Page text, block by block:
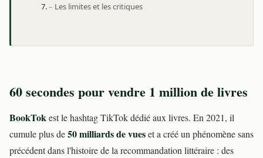
Les limites et les critiques
60 secondes pour vendre 1 million de livres
BookTokest le hashtag TikTok dédié aux livres. En 2021, il
cumule plus de50 milliards de vueset a créé un phénomène sans
précédent dans l'histoire de la recommandation littéraire : des